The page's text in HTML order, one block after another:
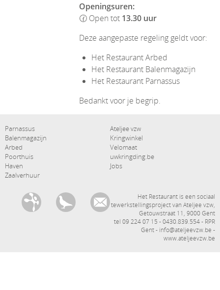
Openingsuren:
🕜 Open tot 13.30 uur
Deze aangepaste regeling geldt voor:
Het Restaurant Arbed
Het Restaurant Balenmagazijn
Het Restaurant Parnassus
Bedankt voor je begrip.
Hoofdnavigatie
Parnassus
Balenmagazijn
Arbed
Poorthuis
Haven
Zaalverhuur
secundaire navigatie
Ateljee vzw
Kringwinkel
Velomaat
uwkringding.be
Jobs
Het Restaurant is een sociaal
tewerkstellingsproject van Ateljee vzw,
Getouwstraat 11, 9000 Gent
tel 09 224 07 15 - 0430.839.554 - RPR
Gent - info@ateljeevzw.be -
www.ateljeevzw.be